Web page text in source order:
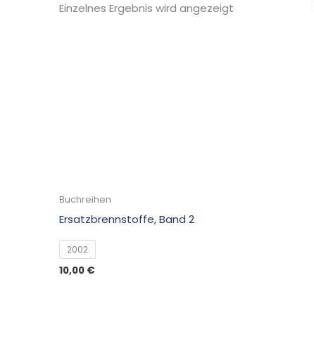
Einzelnes Ergebnis wird angezeigt
Buchreihen
Ersatzbrennstoffe, Band 2
2002
10,00 €